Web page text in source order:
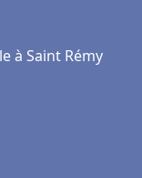
à Saint Rémy